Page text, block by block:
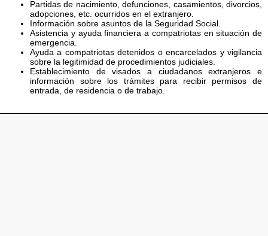
Partidas de nacimiento, defunciones, casamientos, divorcios,
adopciones, etc. ocurridos en el extranjero.
Información sobre asuntos de la Seguridad Social.
Asistencia y ayuda financiera a compatriotas en situación de
emergencia.
Ayuda a compatriotas detenidos o encarcelados y vigilancia
sobre la legitimidad de procedimientos judiciales.
Establecimiento de visados a ciudadanos extranjeros e
información sobre los trámites para recibir permisos de
entrada, de residencia o de trabajo.